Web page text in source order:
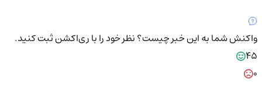
واکنش شما به این خبر چیست؟نظر خود را با ری‌اکشن ثبت کنید.
45